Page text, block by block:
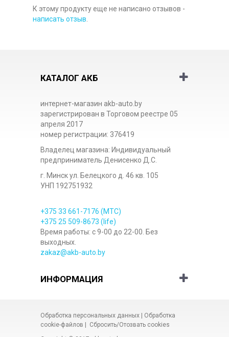
К этому продукту еще не написано отзывов -
написать отзыв.
КАТАЛОГ АКБ
интернет-магазин akb-auto.by
зарегистрирован в Торговом реестре 05
апреля 2017
номер регистрации: 376419
Владелец магазина: Индивидуальный
предприниматель Денисенко Д.С.
г. Минск ул. Белецкого д. 46 кв. 105
УНП 192751932
+375 33 661-7176 (МТС)
+375 25 509-8673 (life)
Время работы: с 9-00 до 22-00. Без
выходных.
zakaz@akb-auto.by
ИНФОРМАЦИЯ
Обработка персональных данных
Обработка
cookie-файлов
Сбросить/Отозвать cookies